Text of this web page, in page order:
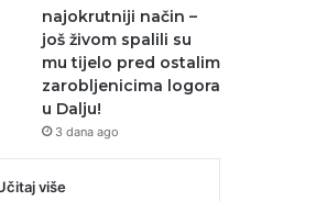
najokrutniji način –
još živom spalili su
mu tijelo pred ostalim
zarobljenicima logora
u Dalju!
3 dana ago
više